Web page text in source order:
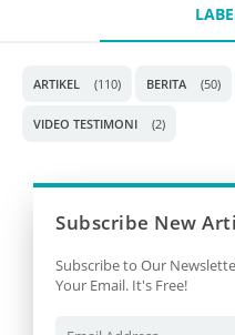
ARTIKEL (110) BERITA (50)
VIDEO TESTIMONI (2)
Subscribe New
Subscribe to Our
Your Email. It's Free!